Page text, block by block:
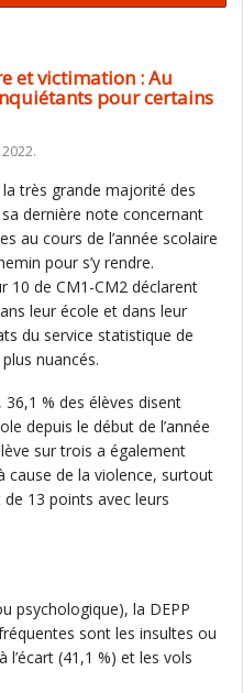
et victimation : Au
pour certains
très grande majorité des
dernière note concernant
au cours de l’année scolaire
pour s’y rendre.
10 de CM1-CM2 déclarent
leur école et dans leur
du service statistique de
nuancés.
% des élèves disent
depuis le début de l’année
sur trois a également
cause de la violence, surtout
13 points avec leurs
psychologique), la DEPP
sont les insultes ou
l’écart (41,1 %) et les vols